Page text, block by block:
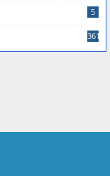
5
361